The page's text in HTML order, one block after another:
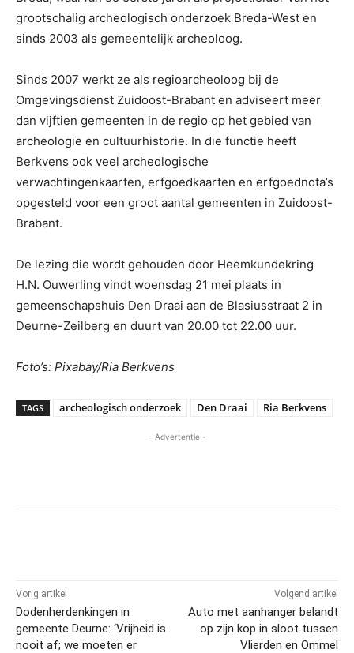
grootschalig archeologisch onderzoek Breda-West en
sinds 2003 als gemeentelijk archeoloog.
Sinds 2007 werkt ze als regioarcheoloog bij de
Omgevingsdienst Zuidoost-Brabant en adviseert meer
dan vijftien gemeenten in de regio op het gebied van
archeologie en cultuurhistorie. In die functie heeft
Berkvens ook veel archeologische
verwachtingenkaarten, erfgoedkaarten en erfgoednota’s
opgesteld voor een groot aantal gemeenten in Zuidoost-
Brabant.
De lezing die wordt gehouden door Heemkundekring
H.N. Ouwerling vindt woensdag 21 mei plaats in
gemeenschapshuis Den Draai aan de Blasiusstraat 2 in
Deurne-Zeilberg en duurt van 20.00 tot 22.00 uur.
Foto’s: Pixabay/Ria Berkvens
TAGS archeologisch onderzoek Den Draai Ria Berkvens
- Advertentie -
Vorig artikel
Dodenherdenkingen in
gemeente Deurne: ‘Vrijheid is
nooit af; we moeten er
Volgend artikel
Auto met aanhanger belandt
op zijn kop in sloot tussen
Vlierden en Ommel